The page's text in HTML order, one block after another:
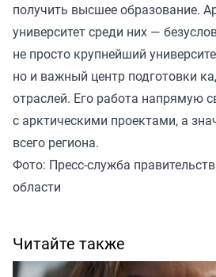
получить высшее образование.
университет среди них —
не просто крупнейший
но и важный центр подготовки
отраслей. Его работа напрямую
с арктическими проектами, а
всего региона.
Фото: Пресс-служба
области
Читайте также